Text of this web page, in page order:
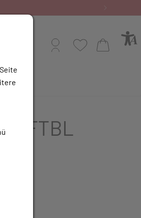
Profil WunschlisteWarenkorb